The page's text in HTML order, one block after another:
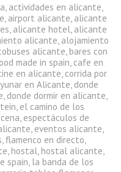
, actividades en alicante,
, airport alicante, alicante
, alicante hotel, alicante
alicante, alojamiento
alicante, bares con
made in spain, cafe en
en alicante, corrida por
en Alicante, donde
, donde dormir en alicante,
, el camino de los
, espectáculos de
, eventos alicante,
,flamenco en directo,
, hostal, hostal alicante,
spain, la banda de los